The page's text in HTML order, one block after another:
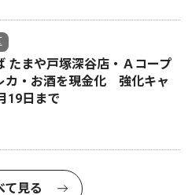
たまや戸塚深谷店・Ａコープ
・お酒を現金化 強化キャ
19日まで
て見る